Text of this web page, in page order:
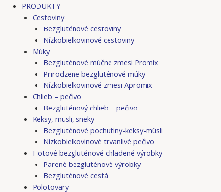
PRODUKTY
Cestoviny
Bezgluténové cestoviny
Nízkobielkovinové cestoviny
Múky
Bezgluténové múčne zmesi Promix
Prirodzene bezgluténové múky
Nízkobielkovinové zmesi Apromix
Chlieb – pečivo
Bezgluténový chlieb – pečivo
Keksy, müsli, sneky
Bezgluténové pochutiny-keksy-müsli
Nízkobielkovinové trvanlivé pečivo
Hotové bezgluténové chladené výrobky
Parené bezgluténové výrobky
Bezgluténové cestá
Polotovary